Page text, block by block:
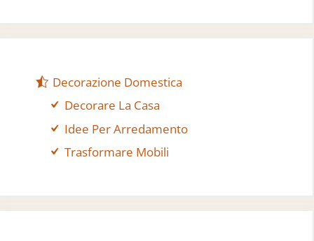
Decorazione Domestica
Decorare La Casa
Idee Per Arredamento
Trasformare Mobili